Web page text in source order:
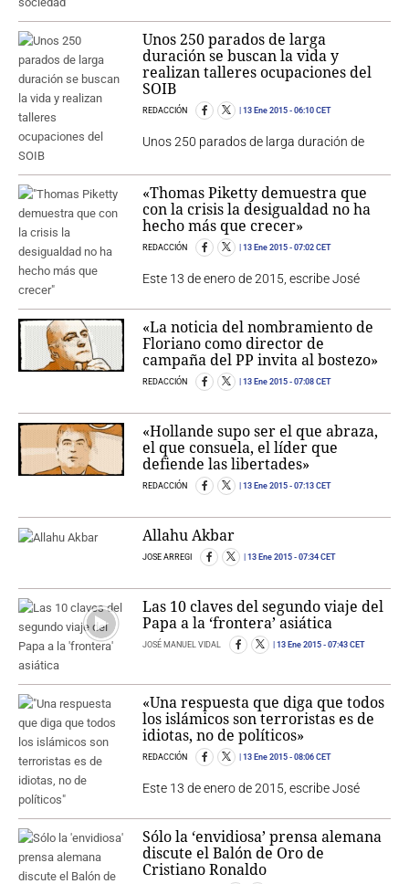
Unos 250 parados de larga
duración se buscan la vida y
realizan talleres ocupaciones del
SOIB
REDACCIÓN 13 Ene 2015 - 06:10 CET
Unos 250 parados de larga duración de
«Thomas Piketty demuestra que
con la crisis la desigualdad no ha
hecho más que crecer»
REDACCIÓN 13 Ene 2015 - 07:02 CET
Este 13 de enero de 2015, escribe José
«La noticia del nombramiento de
Floriano como director de
campaña del PP invita al bostezo»
REDACCIÓN 13 Ene 2015 - 07:08 CET
«Hollande supo ser el que abraza,
el que consuela, el líder que
defiende las libertades»
REDACCIÓN 13 Ene 2015 - 07:13 CET
Allahu Akbar
JOSE ARREGI 13 Ene 2015 - 07:34 CET
Las 10 claves del segundo viaje del
Papa a la ‘frontera’ asiática
JOSÉ MANUEL VIDAL 13 Ene 2015 - 07:43 CET
«Una respuesta que diga que todos
los islámicos son terroristas es de
idiotas, no de políticos»
REDACCIÓN 13 Ene 2015 - 08:06 CET
Este 13 de enero de 2015, escribe José
Sólo la ‘envidiosa’ prensa alemana
discute el Balón de Oro de
Cristiano Ronaldo